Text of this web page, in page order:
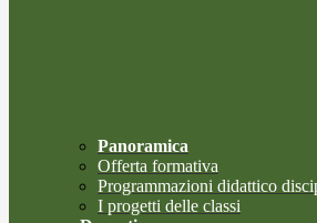
Panoramica
Offerta formativa
Programmazioni didattico
I progetti delle classi